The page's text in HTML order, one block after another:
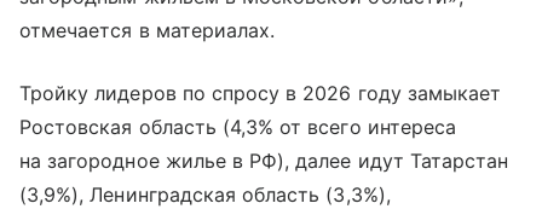
отмечается в материалах.
Тройку лидеров по спросу в 2026 году замыкает
Ростовская область (4,3% от всего интереса
на загородное жилье в РФ), далее идут Татарстан
(3,9%), Ленинградская область (3,3%),